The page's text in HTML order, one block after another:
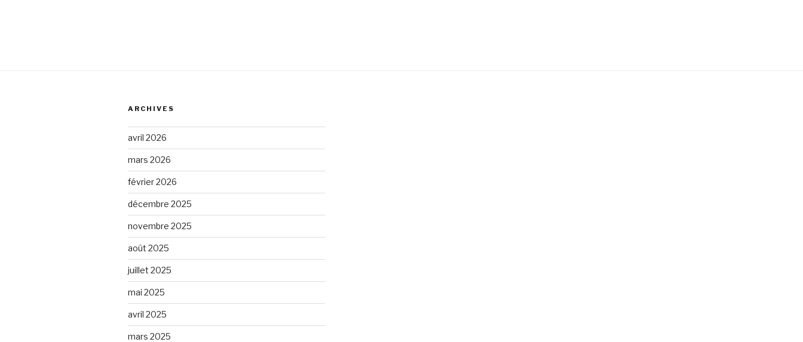
ARCHIVES
avril 2026
mars 2026
février 2026
décembre 2025
novembre 2025
août 2025
juillet 2025
mai 2025
avril 2025
mars 2025